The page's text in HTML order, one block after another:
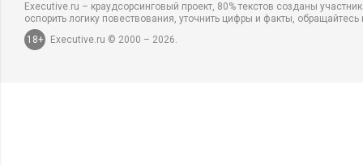
Executive.ru – краудсорсинговый проект, 80% текстов созданы
оспорить логику повествования, уточнить цифры и факты,
18+
Executive.ru © 2000 – 2026.